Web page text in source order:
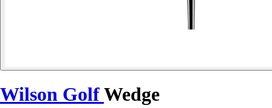
Wilson GolfWedge